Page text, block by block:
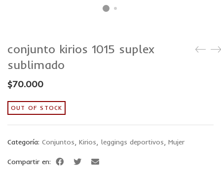
conjunto kirios 1015 suplex
sublimado
$70.000
OUT OF STOCK
Categoría: Conjuntos, Kirios, leggings deportivos, Mujer
Compartir en: